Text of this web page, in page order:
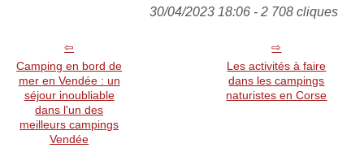
30/04/2023 18:06 - 2 708 cliques
Camping en bord de
mer en Vendée : un
séjour inoubliable
dans l'un des
meilleurs campings
Vendée
Les activités à faire
dans les campings
naturistes en Corse